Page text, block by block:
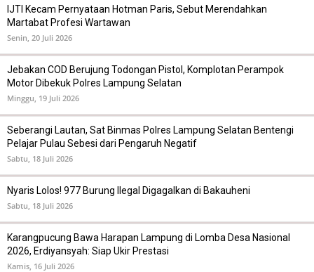
IJTI Kecam Pernyataan Hotman Paris, Sebut Merendahkan
Martabat Profesi Wartawan
Senin, 20 Juli 2026
Jebakan COD Berujung Todongan Pistol, Komplotan Perampok
Motor Dibekuk Polres Lampung Selatan
Minggu, 19 Juli 2026
Seberangi Lautan, Sat Binmas Polres Lampung Selatan Bentengi
Pelajar Pulau Sebesi dari Pengaruh Negatif
Sabtu, 18 Juli 2026
Nyaris Lolos! 977 Burung Ilegal Digagalkan di Bakauheni
Sabtu, 18 Juli 2026
Karangpucung Bawa Harapan Lampung di Lomba Desa Nasional
2026, Erdiyansyah: Siap Ukir Prestasi
Kamis, 16 Juli 2026